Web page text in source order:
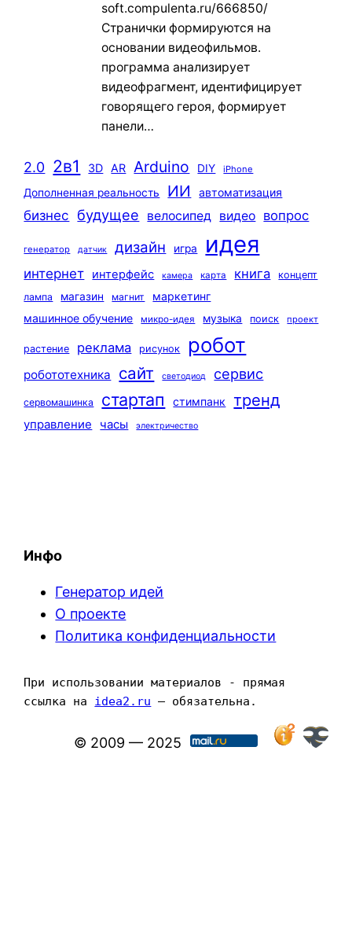
soft.compulenta.ru/666850/
Странички формируются на
основании видеофильмов.
программа анализирует
видеофрагмент, идентифицирует
говорящего героя, формирует
панели…
2.0 2в1 3D AR Arduino DIY iPhone
Дополненная реальность ИИ автоматизация
бизнес будущее велосипед видео вопрос
генератор датчик дизайн игра идея
интернет интерфейс камера карта книга
концепт
лампа
магазин магнит
маркетинг
машинное обучение
микро-идея музыка поиск проект
растение реклама рисунок робот
робототехника сайт светодиод сервис
сервомашинка стартап стимпанк тренд
управление часы электричество
Инфо
Генератор идей
О проекте
Политика конфиденциальности
При использовании материалов - прямая
ссылка на idea2.ru — обязательна.
© 2009 — 2025